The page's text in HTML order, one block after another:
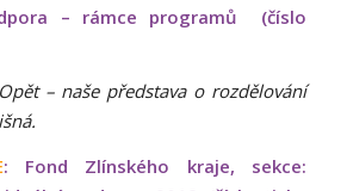
– rámce programů (číslo
– naše představa o rozdělování
: Fond Zlínského kraje, sekce: